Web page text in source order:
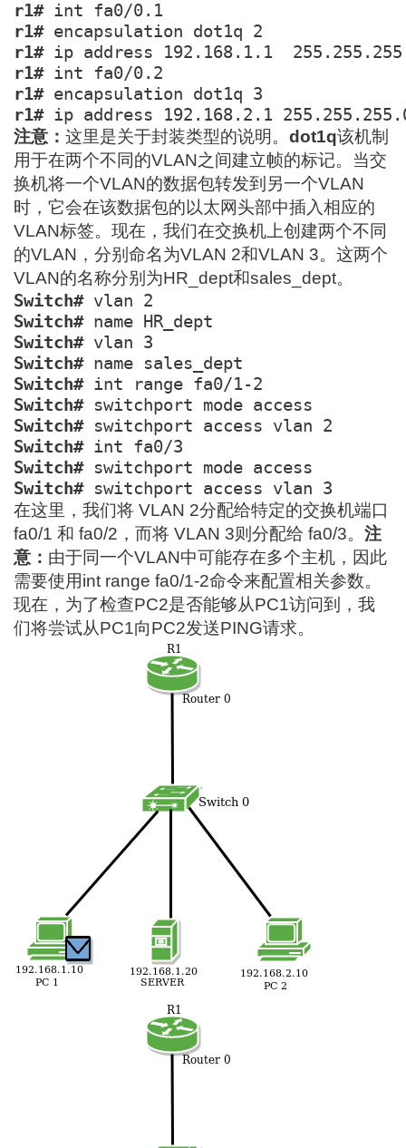
r1#
r1#
r1#
r1#
r1#
r1# ip address 192.168.2.1
注意：这里是关于封装类型的说明。dot1q该机制
用于在两个不同的VLAN之间建立帧的标记。当交
换机将一个VLAN的数据包转发到另一个VLAN
时，它会在该数据包的以太网头部中插入相应的
VLAN标签。现在，我们在交换机上创建两个不同
的VLAN，分别命名为VLAN 2和VLAN 3。这两个
VLAN的名称分别为HR_dept和sales_dept。
Switch#
Switch#
Switch#
Switch# name sales_dept
Switch#
Switch#
Switch#
Switch#
Switch#
Switch# switchport access vlan 3
在这里，我们将 VLAN 2分配给特定的交换机端口
fa0/1 和 fa0/2，而将 VLAN 3则分配给 fa0/3。注
意： 由于同一个VLAN中可能存在多个主机，因此
需要使用int range fa0/1-2命令来配置相关参数。
现在，为了检查PC2是否能够从PC1访问到，我
们将尝试从PC1向PC2发送PING请求。